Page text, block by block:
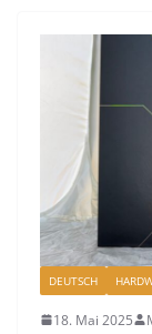
DEUTSCH
18. Mai 2025